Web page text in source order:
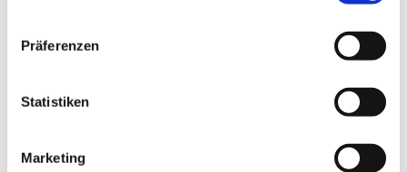
Präferenzen
Statistiken
Marketing